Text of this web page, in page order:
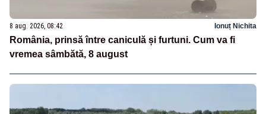
8 aug. 2026, 08:42 Ionuț Nichita
România, prinsă între caniculă și furtuni. Cum va fi
vremea sâmbătă, 8 august